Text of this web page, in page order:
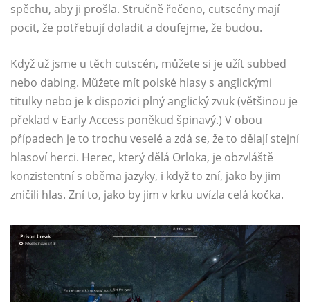
spěchu, aby ji prošla. Stručně řečeno, cutscény mají
pocit, že potřebují doladit a doufejme, že budou.
Když už jsme u těch cutscén, můžete si je užít subbed
nebo dabing. Můžete mít polské hlasy s anglickými
titulky nebo je k dispozici plný anglický zvuk (většinou je
překlad v Early Access poněkud špinavý.) V obou
případech je to trochu veselé a zdá se, že to dělají stejní
hlasoví herci. Herec, který dělá Orloka, je obzvláště
konzistentní s oběma jazyky, i když to zní, jako by jim
zničili hlas. Zní to, jako by jim v krku uvízla celá kočka.